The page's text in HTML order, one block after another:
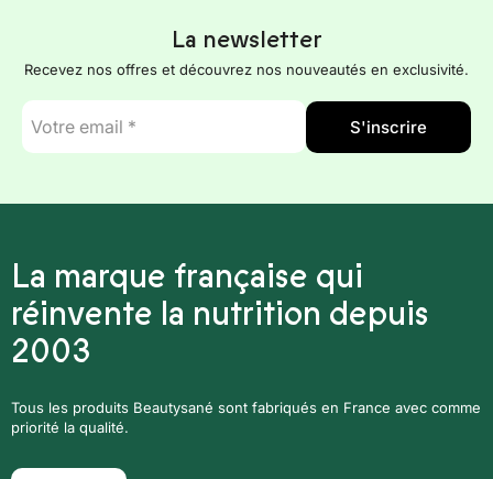
La newsletter
Recevez nos offres et découvrez nos nouveautés en exclusivité.
E-
mail
*
S'inscrire
La marque française qui
réinvente la nutrition depuis
2003
Tous les produits Beautysané sont fabriqués en France avec comme
priorité la qualité.